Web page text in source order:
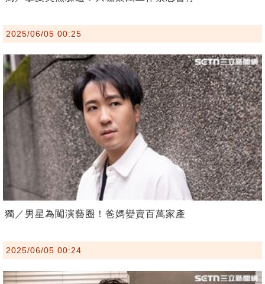
2025/06/05 00:25
獨／男星為闖演藝圈！爸媽變賣百萬家產
2025/06/05 00:24